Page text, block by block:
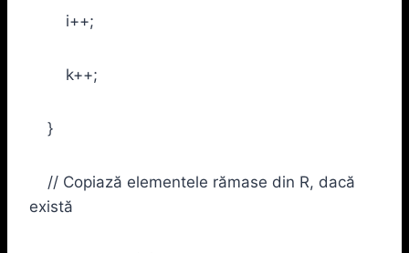
i++;
k++;
}
// Copiază elementele rămase din R, dacă
există